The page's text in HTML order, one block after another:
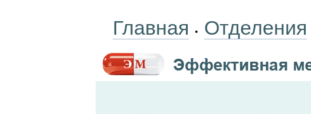
Главная • Отделения